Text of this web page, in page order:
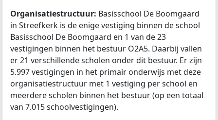
Organisatiestructuur: Basisschool De Boomgaard
in Streefkerk is de enige vestiging binnen de school
Basisschool De Boomgaard en 1 van de 23
vestigingen binnen het bestuur O2A5. Daarbij vallen
er 21 verschillende scholen onder dit bestuur. Er zijn
5.997 vestigingen in het primair onderwijs met deze
organisatiestructuur met 1 vestiging per school en
meerdere scholen binnen het bestuur (op een totaal
van 7.015 schoolvestigingen).